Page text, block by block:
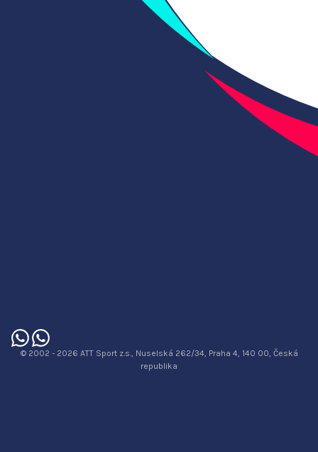
© 2002 - 2026 ATT Sport z.s., Nuselská 262/34, Praha 4, 140 00, Česká
republika